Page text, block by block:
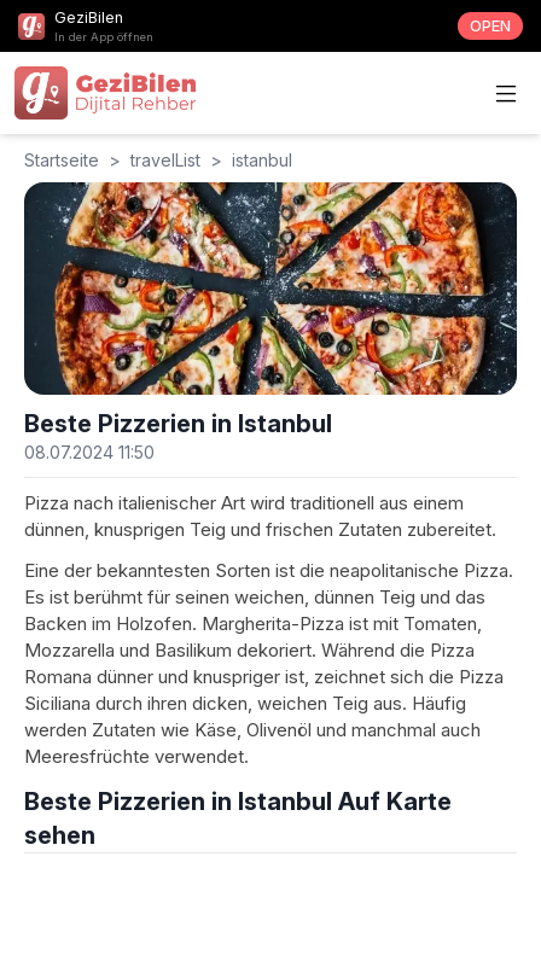
GeziBilen
In der App öffnen
OPEN
Startseite > travelList > istanbul
Beste Pizzerien in Istanbul
08.07.2024 11:50
Pizza nach italienischer Art wird traditionell aus einem
dünnen, knusprigen Teig und frischen Zutaten zubereitet.
Eine der bekanntesten Sorten ist die neapolitanische Pizza.
Es ist berühmt für seinen weichen, dünnen Teig und das
Backen im Holzofen. Margherita-Pizza ist mit Tomaten,
Mozzarella und Basilikum dekoriert. Während die Pizza
Romana dünner und knuspriger ist, zeichnet sich die Pizza
Siciliana durch ihren dicken, weichen Teig aus. Häufig
werden Zutaten wie Käse, Olivenöl und manchmal auch
Meeresfrüchte verwendet.
Beste Pizzerien in Istanbul Auf Karte
sehen